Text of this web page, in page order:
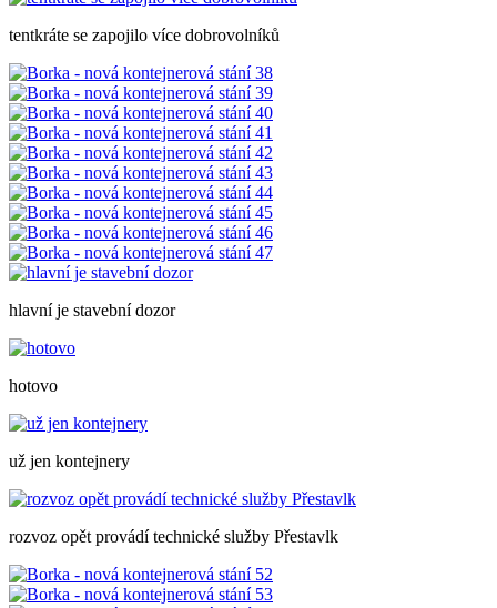
tentkráte se zapojilo více dobrovolníků
hlavní je stavební dozor
hotovo
už jen kontejnery
rozvoz opět provádí technické služby Přestavlk